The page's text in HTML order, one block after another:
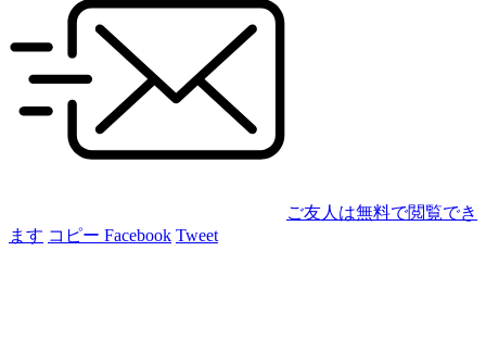
ご友人は無料で閲覧でき
ます コピー Facebook Tweet